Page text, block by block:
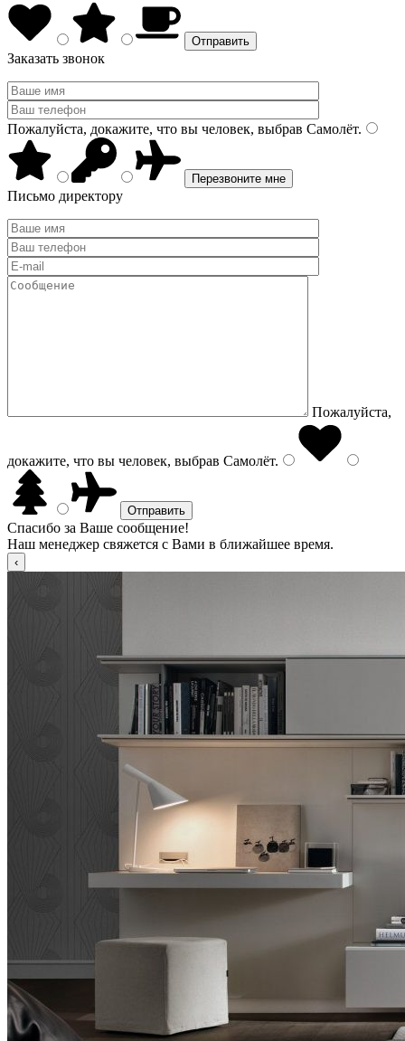
Заказать звонок
Пожалуйста, докажите, что вы человек, выбрав Самолёт.
Письмо директору
Пожалуйста,
докажите, что вы человек, выбрав Самолёт.
Спасибо за Ваше сообщение!
Наш менеджер свяжется с Вами в ближайшее время.